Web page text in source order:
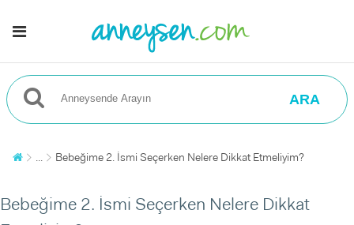
ARA
... Bebeğime 2. İsmi Seçerken Nelere Dikkat Etmeliyim?
Bebeğime 2. İsmi Seçerken Nelere Dikkat